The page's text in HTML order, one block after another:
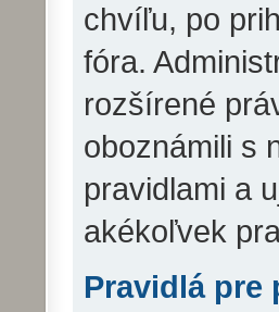
chvíľu, po
fóra.
rozšírené
oboznámili s
pravidlami a
akékoľvek
Pravidlá pre